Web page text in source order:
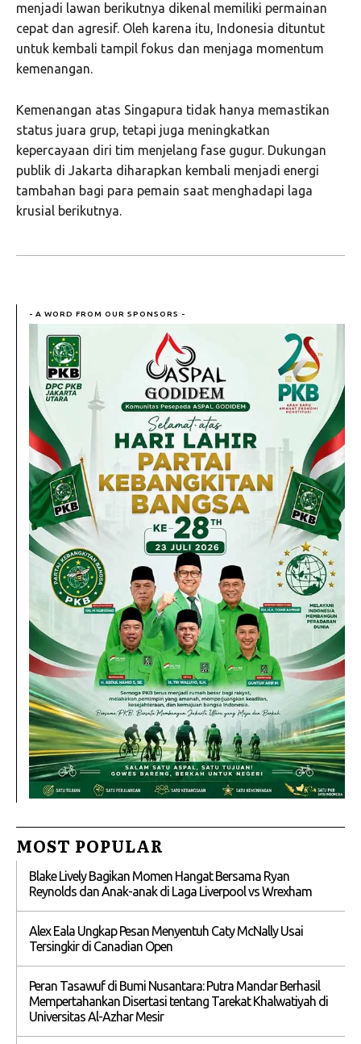
menjadi lawan berikutnya dikenal memiliki permainan
cepat dan agresif. Oleh karena itu, Indonesia dituntut
untuk kembali tampil fokus dan menjaga momentum
kemenangan.
Kemenangan atas Singapura tidak hanya memastikan
status juara grup, tetapi juga meningkatkan
kepercayaan diri tim menjelang fase gugur. Dukungan
publik di Jakarta diharapkan kembali menjadi energi
tambahan bagi para pemain saat menghadapi laga
krusial berikutnya.
- A WORD FROM OUR SPONSORS -
MOST POPULAR
Blake Lively Bagikan Momen Hangat Bersama Ryan
Reynolds dan Anak-anak di Laga Liverpool vs Wrexham
Alex Eala Ungkap Pesan Menyentuh Caty McNally Usai
Tersingkir di Canadian Open
Peran Tasawuf di Bumi Nusantara: Putra Mandar Berhasil
Mempertahankan Disertasi tentang Tarekat Khalwatiyah di
Universitas Al-Azhar Mesir